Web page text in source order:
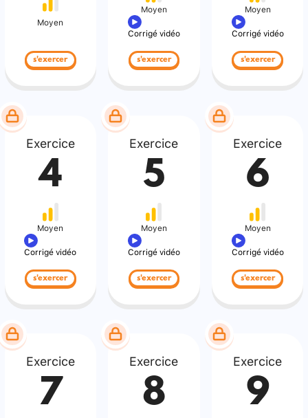
Moyen
s'exercer
Moyen
Corrigé vidéo
s'exercer
Moyen
Corrigé vidéo
s'exercer
Exercice
4
Moyen
Corrigé vidéo
s'exercer
Exercice
5
Moyen
Corrigé vidéo
s'exercer
Exercice
6
Moyen
Corrigé vidéo
s'exercer
Exercice
7
Exercice
8
Exercice
9